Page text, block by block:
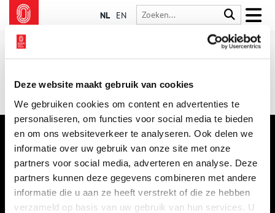
Deze website maakt gebruik van cookies
We gebruiken cookies om content en advertenties te
personaliseren, om functies voor social media te bieden
en om ons websiteverkeer te analyseren. Ook delen we
informatie over uw gebruik van onze site met onze
partners voor social media, adverteren en analyse. Deze
partners kunnen deze gegevens combineren met andere
informatie die u aan ze heeft verstrekt of die ze hebben
verzameld op basis van uw gebruik van hun services. U
NL EN
VERHALEN
NIEUWS
KALENDER